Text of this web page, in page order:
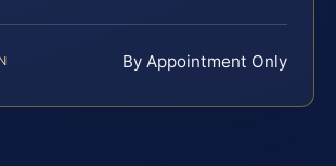
By Appointment Only